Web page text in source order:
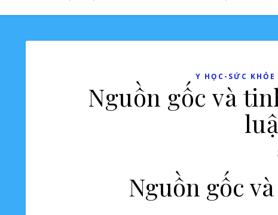
Y HỌC-SỨC
Nguồn gốc và
Nguồn gốc